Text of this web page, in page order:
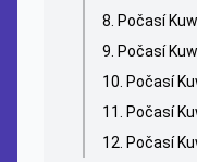
Počasí
Počasí
Počasí
Počasí
Počasí